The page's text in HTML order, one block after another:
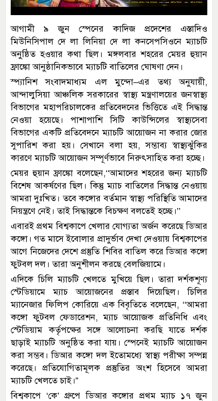
আগামী ৯ জুন স্পেনের কাদিজ প্রদেশের এস্তাদিও
মিউনিসিপাল দে লা লিনিয়া দে লা কনসেপসিওনে ম্যাচটি
অনুষ্ঠিত হওয়ার কথা ছিল। মঙ্গলবার শহরের মেয়র হুয়ান
ফ্রাঙ্কো আনুষ্ঠানিকভাবে ম্যাচটি বাতিলের ঘোষণা দেন।
স্প্যানিশ সংবাদমাধ্যম এল মুন্দো–এর তথ্য অনুযায়ী,
আন্দালুসিয়া আঞ্চলিক সরকারের স্বাস্থ্য মন্ত্রণালয়ের জনস্বাস্থ্য
বিভাগের মহাপরিচালকের প্রতিবেদনের ভিত্তিতে এই সিদ্ধান্ত
নেওয়া হয়েছে। পাশাপাশি সিটি কাউন্সিলের স্বাস্থ্যসেবা
বিভাগের একটি প্রতিবেদনে ম্যাচটি আয়োজন না করার জোর
সুপারিশ করা হয়। সেখানে বলা হয়, সম্ভাব্য স্বাস্থ্যঝুঁকির
কারণে ম্যাচটি আয়োজন সম্পূর্ণভাবে নিরুৎসাহিত করা হচ্ছে।
মেয়র হুয়ান ফ্রাঙ্কো বলেছেন,‘‘আমাদের শহরের জন্য ম্যাচটি
বিশেষ আকর্ষণের ছিল। কিন্তু ম্যাচ বাতিলের সিদ্ধান্ত নেওয়ায়
আমরা দুঃখিত। তবে কঙ্গোর বর্তমান স্বাস্থ্য পরিস্থিতি আমাদের
নিয়ন্ত্রণে নেই। তাই সিদ্ধান্তকে বিচক্ষণ বলতেই হচ্ছে।’’
এবারই প্রথম বিশ্বকাপে খেলার যোগ্যতা অর্জন করেছে ডিআর
কঙ্গো। গত মাসে ইবোলার প্রাদুর্ভাব দেখা দেওয়ায় বিশ্বকাপের
আগে নিজেদের দেশে প্রস্তুতি শিবির বাতিল করে ডিআর কঙ্গো
ফুটবল দল। তারা অনুশীলন করছে বেলজিয়ামে।
এদিকে চিলি ম্যাচটি খেলতে মুখিয়ে ছিল। তারা দর্শকশূণ্য
স্টেডিয়ামে ম্যাচ আয়োজনের প্রস্তাব দিয়েছিল। চিলির
ম্যানেজার ফিলিপ কোরিয়ে এক বিবৃতিতে বলেছেন, ‘‘আমরা
কঙ্গো ফুটবল ফেডারেশন, ম্যাচ আয়োজক প্রতিনিধি এবং
স্টেডিয়াম কর্তৃপক্ষের সঙ্গে আলোচনা করছি যাতে দর্শক
ছাড়াই ম্যাচটি অনুষ্ঠিত করা যায়। স্পেনেই ম্যাচটি আয়োজন
করা সম্ভব। ডিআর কঙ্গো দল ইতোমধ্যে স্বাস্থ্য পরীক্ষা সম্পন্ন
করেছে। প্রতিযোগিতামূলক প্রস্তুতির অংশ হিসেবে আমরা
ম্যাচটি খেলতে চাই।”
বিশ্বকাপে ‘কে’ গ্রুপে ডিআর কঙ্গোর প্রথম ম্যাচ ১৭ জুন